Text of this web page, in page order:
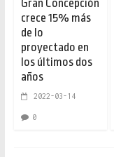
Gran Concepción
crece 15% más
de lo
proyectado en
los últimos dos
años
2022-03-14
0